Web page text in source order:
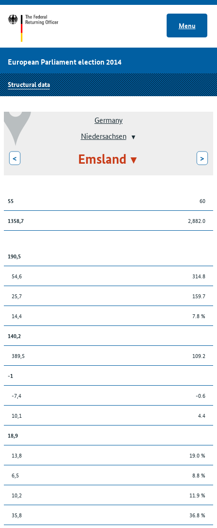
Menu
European Parliament election 2014
Structural data
Germany
Niedersachsen
< Emsland >
55 60
1358,7 2,882.0
190,5
54,6 314.8
25,7 159.7
14,4 7.8 %
140,2
389,5 109.2
-1
-7,4 -0.6
10,1 4.4
18,9
13,8 19.0 %
6,5 8.8 %
10,2 11.9 %
35,8 36.8 %